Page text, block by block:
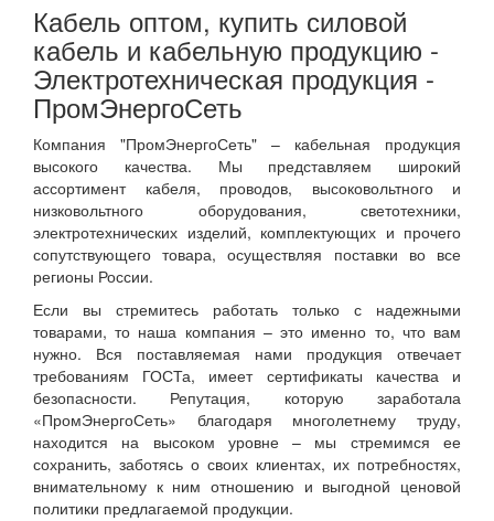
Кабель оптом, купить силовой
кабель и кабельную продукцию -
Электротехническая продукция -
ПромЭнергоСеть
Компания "ПромЭнергоСеть" – кабельная продукция
высокого качества. Мы представляем широкий
ассортимент кабеля, проводов, высоковольтного и
низковольтного оборудования, светотехники,
электротехнических изделий, комплектующих и прочего
сопутствующего товара, осуществляя поставки во все
регионы России.
Если вы стремитесь работать только с надежными
товарами, то наша компания – это именно то, что вам
нужно. Вся поставляемая нами продукция отвечает
требованиям ГОСТа, имеет сертификаты качества и
безопасности. Репутация, которую заработала
«ПромЭнергоСеть» благодаря многолетнему труду,
находится на высоком уровне – мы стремимся ее
сохранить, заботясь о своих клиентах, их потребностях,
внимательному к ним отношению и выгодной ценовой
политики предлагаемой продукции.